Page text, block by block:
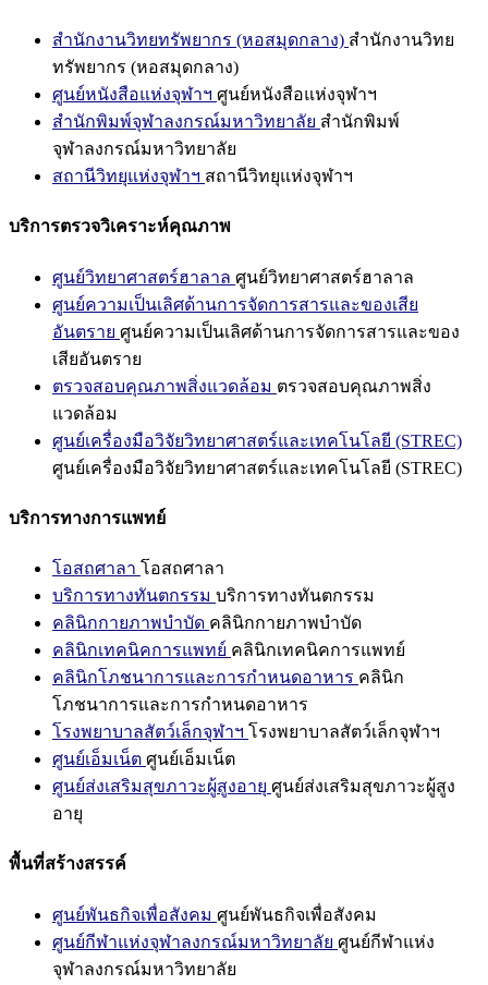
สำนักงานวิทยทรัพยากร (หอสมุดกลาง) สำนักงานวิทย
ทรัพยากร (หอสมุดกลาง)
ศูนย์หนังสือแห่งจุฬาฯ ศูนย์หนังสือแห่งจุฬาฯ
สำนักพิมพ์จุฬาลงกรณ์มหาวิทยาลัย สำนักพิมพ์
จุฬาลงกรณ์มหาวิทยาลัย
สถานีวิทยุแห่งจุฬาฯ สถานีวิทยุแห่งจุฬาฯ
บริการตรวจวิเคราะห์คุณภาพ
ศูนย์วิทยาศาสตร์ฮาลาล ศูนย์วิทยาศาสตร์ฮาลาล
ศูนย์ความเป็นเลิศด้านการจัดการสารและของเสีย
อันตราย ศูนย์ความเป็นเลิศด้านการจัดการสารและของ
เสียอันตราย
ตรวจสอบคุณภาพสิ่งแวดล้อม ตรวจสอบคุณภาพสิ่ง
แวดล้อม
ศูนย์เครื่องมือวิจัยวิทยาศาสตร์และเทคโนโลยี (STREC)
ศูนย์เครื่องมือวิจัยวิทยาศาสตร์และเทคโนโลยี (STREC)
บริการทางการแพทย์
โอสถศาลา โอสถศาลา
บริการทางทันตกรรม บริการทางทันตกรรม
คลินิกกายภาพบำบัด คลินิกกายภาพบำบัด
คลินิกเทคนิคการแพทย์ คลินิกเทคนิคการแพทย์
คลินิกโภชนาการและการกำหนดอาหาร คลินิก
โภชนาการและการกำหนดอาหาร
โรงพยาบาลสัตว์เล็กจุฬาฯ โรงพยาบาลสัตว์เล็กจุฬาฯ
ศูนย์เอ็มเน็ต ศูนย์เอ็มเน็ต
ศูนย์ส่งเสริมสุขภาวะผู้สูงอายุ ศูนย์ส่งเสริมสุขภาวะผู้สูง
อายุ
พื้นที่สร้างสรรค์
ศูนย์พันธกิจเพื่อสังคม ศูนย์พันธกิจเพื่อสังคม
ศูนย์กีฬาแห่งจุฬาลงกรณ์มหาวิทยาลัย ศูนย์กีฬาแห่ง
จุฬาลงกรณ์มหาวิทยาลัย